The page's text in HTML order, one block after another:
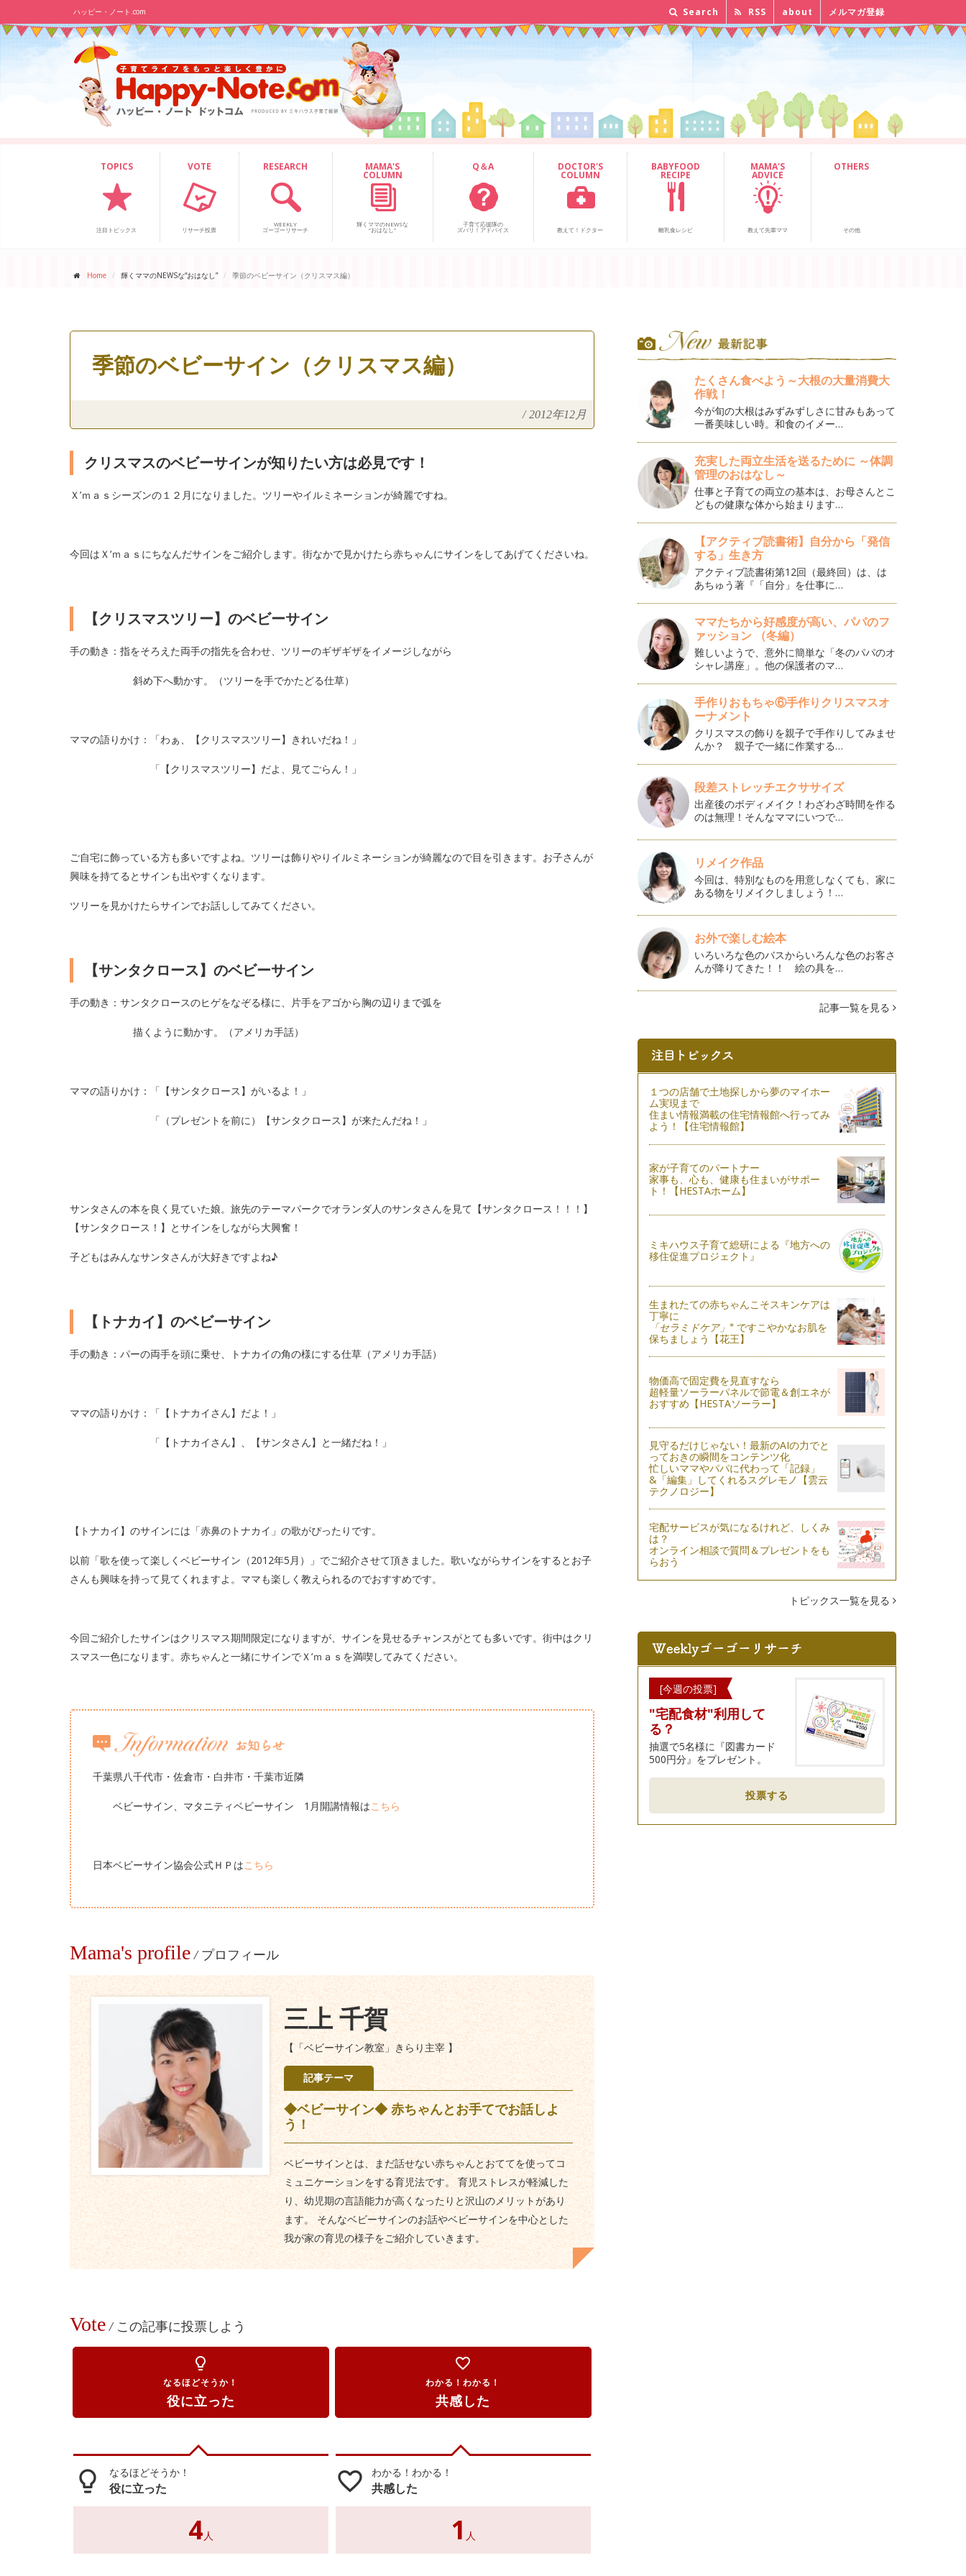
ハッピー・ノート.com Search RSS about メルマガ登録
TOPICS
注目トピックス
VOTE
リサーチ投票
RESEARCH
WEEKLY
ゴーゴーリサーチ
MAMA'S
COLUMN
輝くママのNEWSな
“おはなし”
Q＆A
子育て応援隊の
ズバリ！アドバイス
DOCTOR'S
COLUMN
教えて！ドクター
BABYFOOD
RECIPE
離乳食レシピ
MAMA'S
ADVICE
教えて先輩ママ
OTHERS
その他
Home 輝くママのNEWSな“おはなし” 季節のベビーサイン（クリスマス編）
季節のベビーサイン（クリスマス編）
/ 2012年12月
クリスマスのベビーサインが知りたい方は必見です！
Ｘ’ｍａｓシーズンの１２月になりました。ツリーやイルミネーションが綺麗ですね。
今回はＸ‘ｍａｓにちなんだサインをご紹介します。街なかで見かけたら赤ちゃんにサインをしてあげてくださいね。
【クリスマスツリー】のベビーサイン
手の動き：指をそろえた両手の指先を合わせ、ツリーのギザギザをイメージしながら
斜め下へ動かす。（ツリーを手でかたどる仕草）
ママの語りかけ：「わぁ、【クリスマスツリー】きれいだね！」
「【クリスマスツリー】だよ、見てごらん！」
ご自宅に飾っている方も多いですよね。ツリーは飾りやりイルミネーションが綺麗なので目を引きます。お子さんが
興味を持てるとサインも出やすくなります。
ツリーを見かけたらサインでお話ししてみてください。
【サンタクロース】のベビーサイン
手の動き：サンタクロースのヒゲをなぞる様に、片手をアゴから胸の辺りまで弧を
描くように動かす。（アメリカ手話）
ママの語りかけ：「【サンタクロース】がいるよ！」
「（プレゼントを前に）【サンタクロース】が来たんだね！」
サンタさんの本を良く見ていた娘。旅先のテーマパークでオランダ人のサンタさんを見て【サンタクロース！！！】
【サンタクロース！】とサインをしながら大興奮！
子どもはみんなサンタさんが大好きですよね♪
【トナカイ】のベビーサイン
手の動き：パーの両手を頭に乗せ、トナカイの角の様にする仕草（アメリカ手話）
ママの語りかけ：「【トナカイさん】だよ！」
「【トナカイさん】、【サンタさん】と一緒だね！」
【トナカイ】のサインには「赤鼻のトナカイ」の歌がぴったりです。
以前「歌を使って楽しくベビーサイン（2012年5月）」でご紹介させて頂きました。歌いながらサインをするとお子
さんも興味を持って見てくれますよ。ママも楽しく教えられるのでおすすめです。
今回ご紹介したサインはクリスマス期間限定になりますが、サインを見せるチャンスがとても多いです。街中はクリ
スマス一色になります。赤ちゃんと一緒にサインでＸ‘ｍａｓを満喫してみてください。
千葉県八千代市・佐倉市・白井市・千葉市近隣
ベビーサイン、マタニティベビーサイン 1月開講情報はこちら
日本ベビーサイン協会公式ＨＰはこちら
Mama's profile / プロフィール
三上 千賀
【「ベビーサイン教室」きらり主宰 】
記事テーマ
◆ベビーサイン◆ 赤ちゃんとお手てでお話しよ
う！
ベビーサインとは、まだ話せない赤ちゃんとおててを使ってコ
ミュニケーションをする育児法です。 育児ストレスが軽減した
り、幼児期の言語能力が高くなったりと沢山のメリットがあり
ます。 そんなベビーサインのお話やベビーサインを中心とした
我が家の育児の様子をご紹介していきます。
Vote / この記事に投票しよう
lightbulb_outline
なるほどそうか！
役に立った
favorite_border
わかる！わかる！
共感した
lightbulb_outline なるほどそうか！
役に立った
4人
favorite_border わかる！わかる！
共感した
1 人
たくさん食べよう～大根の大量消費大
作戦！
今が旬の大根はみずみずしさに甘みもあって
一番美味しい時。和食のイメー…
充実した両立生活を送るために ～体調
管理のおはなし～
仕事と子育ての両立の基本は、お母さんとこ
どもの健康な体から始まります…
【アクティブ読書術】自分から「発信
する」生き方
アクティブ読書術第12回（最終回）は、は
あちゅう著『「自分」を仕事に…
ママたちから好感度が高い、パパのフ
ァッション （冬編）
難しいようで、意外に簡単な「冬のパパのオ
シャレ講座」。他の保護者のマ…
手作りおもちゃ⑥手作りクリスマスオ
ーナメント
クリスマスの飾りを親子で手作りしてみませ
んか？ 親子で一緒に作業する…
段差ストレッチエクササイズ
出産後のボディメイク！わざわざ時間を作る
のは無理！そんなママにいつで…
リメイク作品
今回は、特別なものを用意しなくても、家に
ある物をリメイクしましょう！…
お外で楽しむ絵本
いろいろな色のバスからいろんな色のお客さ
んが降りてきた！！ 絵の具を…
記事一覧を見る
１つの店舗で土地探しから夢のマイホー
ム実現まで
住まい情報満載の住宅情報館へ行ってみ
よう！【住宅情報館】
家が子育てのパートナー
家事も、心も、健康も住まいがサポー
ト！【HESTAホーム】
ミキハウス子育て総研による『地方への
移住促進プロジェクト』
生まれたての赤ちゃんこそスキンケアは
丁寧に
「セラミドケア」 ※ですこやかなお肌を
保ちましょう【花王】
物価高で固定費を見直すなら
超軽量ソーラーパネルで節電＆創エネが
おすすめ【HESTAソーラー】
見守るだけじゃない！最新のAIの力でと
っておきの瞬間をコンテンツ化
忙しいママやパパに代わって「記録」
&「編集」してくれるスグレモノ【雲云
テクノロジー】
宅配サービスが気になるけれど、しくみ
は？
オンライン相談で質問＆プレゼントをも
らおう
トピックス一覧を見る
[今週の投票]
"宅配食材"利用して
る？
抽選で5名様に『図書カード
500円分』をプレゼント。
投票する